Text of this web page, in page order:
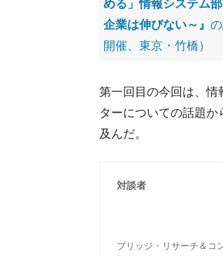
める」情報システム
企業は伸びない～』
開催、東京・竹橋）
第一回目の今回は、情
ターについての話題
及んだ。
対談者
ブリッジ・リサーチ＆